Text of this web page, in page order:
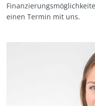
einen Termin mit uns.